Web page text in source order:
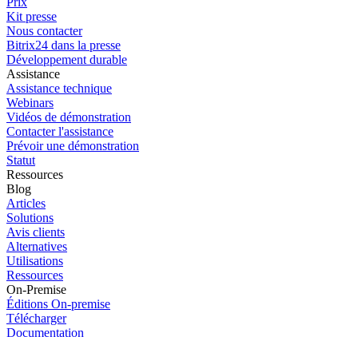
Kit presse
Nous contacter
Bitrix24 dans la presse
Développement durable
Assistance
Assistance technique
Webinars
Vidéos de démonstration
Contacter l'assistance
Prévoir une démonstration
Statut
Ressources
Blog
Articles
Solutions
Avis clients
Alternatives
Utilisations
Ressources
On-Premise
Éditions On-premise
Télécharger
Documentation